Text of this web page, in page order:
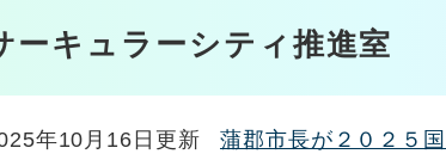
ーキュラーシティ推進室
年10月16日更新 蒲郡市長が２０２５